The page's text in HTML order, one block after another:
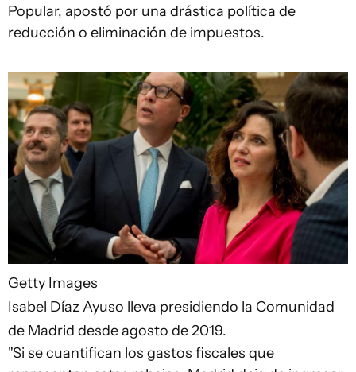
Popular, apostó por una drástica política de
reducción o eliminación de impuestos.
Getty Images
Isabel Díaz Ayuso lleva presidiendo la Comunidad
de Madrid desde agosto de 2019.
"Si se cuantifican los gastos fiscales que